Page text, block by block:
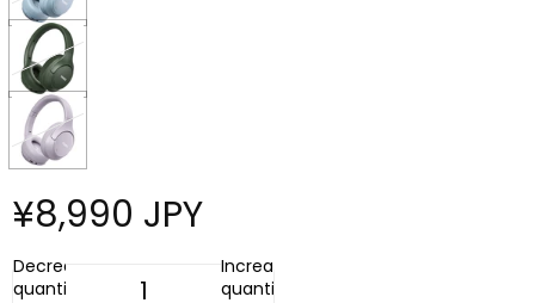
¥8,990 JPY
Decrease
quantity
Increase
quantity